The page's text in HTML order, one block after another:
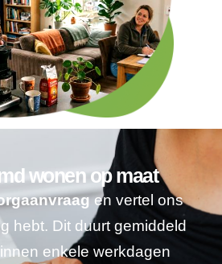
wonen op maat
en vertel ons
hebt. Dit duurt gemiddeld
enkele werkdagen